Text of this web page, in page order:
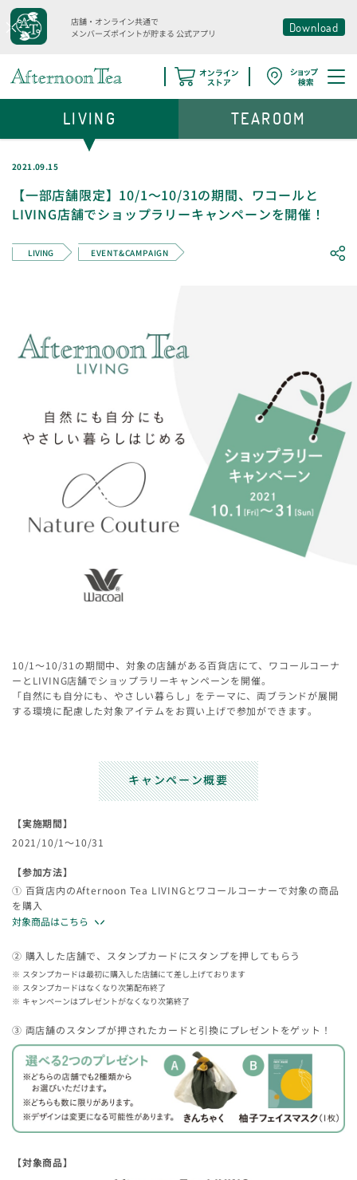
店舗・オンライン共通で
メンバーズポイントが貯まる 公式アプリ Download
2021.09.15
【一部店舗限定】10/1～10/31の期間、ワコールと
LIVING店舗でショップラリーキャンペーンを開催！
LIVING EVENT&CAMPAIGN
10/1～10/31の期間中、対象の店舗がある百貨店にて、ワコールコーナ
ーとLIVING店舗でショップラリーキャンペーンを開催。
「自然にも自分にも、やさしい暮らし」をテーマに、両ブランドが展開
する環境に配慮した対象アイテムをお買い上げで参加ができます。
キャンペーン概要
【実施期間】
2021/10/1～10/31
【参加方法】
① 百貨店内のAfternoon Tea LIVINGとワコールコーナーで対象の商品
を購入
対象商品はこちら
② 購入した店舗で、スタンプカードにスタンプを押してもらう
スタンプカードは最初に購入した店舗にて差し上げております
スタンプカードはなくなり次第配布終了
キャンペーンはプレゼントがなくなり次第終了
③ 両店舗のスタンプが押されたカードと引換にプレゼントをゲット！
【対象商品】
LIVING TEAROOM